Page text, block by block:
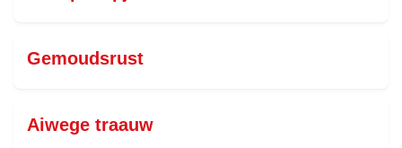
Gemoudsrust
Aiwege traauw